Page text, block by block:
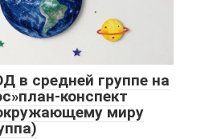
в средней группе на
конспект
миру